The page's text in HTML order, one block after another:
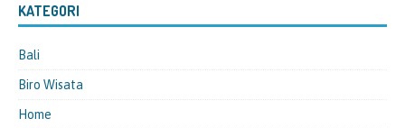
KATEGORI
Bali
Biro Wisata
Home